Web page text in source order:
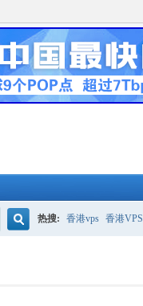
热搜: 香港vps 香港VPS